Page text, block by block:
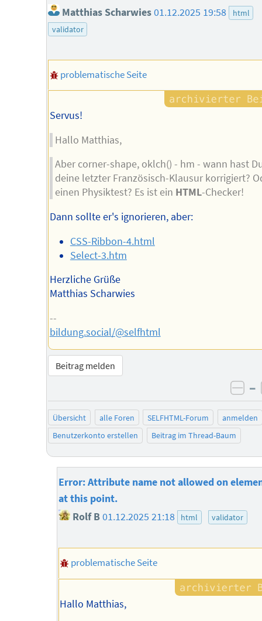
Matthias Scharwies01.12.2025 19:58
html
validator
problematische Seite
Servus!
Hallo Matthias,
Aber corner-shape, oklch() - hm - wann hast
deine letzter Französisch-Klausur korrigiert?
einen Physiktest? Es ist ein HTML-Checker!
Dann sollte er's ignorieren, aber:
CSS-Ribbon-4.html
Select-3.htm
Herzliche Grüße
Matthias Scharwies
--
bildung.social/@selfhtml
Beitrag melden
–
Übersicht alle Foren SELFHTML-Forum
anmelden
Benutzerkonto erstellen
Beitrag im Thread-Baum
Error: Attribute name not allowed on
at this point.
Rolf B 01.12.2025 21:18 html validator
problematische Seite
Hallo Matthias,